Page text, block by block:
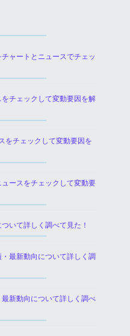
ャートとニュースでチェッ
チェックして変動要因を解
をチェックして変動要因を
ースをチェックして変動要
いて詳しく調べて見た！
最新動向について詳しく調
新動向について詳しく調べ